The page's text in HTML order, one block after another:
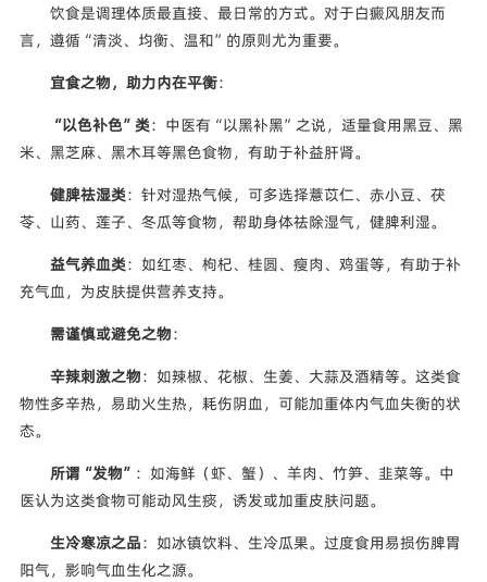
饮食是调理体质最直接、最日常的方式。对于白癜风朋友而
言，遵循“清淡、均衡、温和”的原则尤为重要。
宜食之物，助力内在平衡：
“以色补色”类：中医有“以黑补黑”之说，适量食用黑豆、黑
米、黑芝麻、黑木耳等黑色食物，有助于补益肝肾。
健脾祛湿类：针对湿热气候，可多选择薏苡仁、赤小豆、茯
苓、山药、莲子、冬瓜等食物，帮助身体祛除湿气，健脾利湿。
益气养血类：如红枣、枸杞、桂圆、瘦肉、鸡蛋等，有助于补
充气血，为皮肤提供营养支持。
需谨慎或避免之物：
辛辣刺激之物：如辣椒、花椒、生姜、大蒜及酒精等。这类食
物性多辛热，易助火生热，耗伤阴血，可能加重体内气血失衡的状
态。
所谓“发物” ：如海鲜（虾、蟹）、羊肉、竹笋、韭菜等。中
医认为这类食物可能动风生痰，诱发或加重皮肤问题。
生冷寒凉之品：如冰镇饮料、生冷瓜果。过度食用易损伤脾胃
阳气，影响气血生化之源。